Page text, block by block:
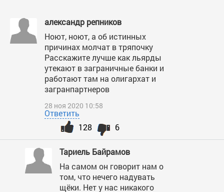
александр репников
Ноют, ноют, а об истинных
причинах молчат в тряпочку
Расскажите лучше как льярды
утекают в заграничные банки и
работают там на олигархат и
загранпартнеров
28 ноя 2020 10:58
Ответить
6
128
Тариель Байрамов
На самом он говорит нам о
том, что нечего надувать
щёки. Нет у нас никакого